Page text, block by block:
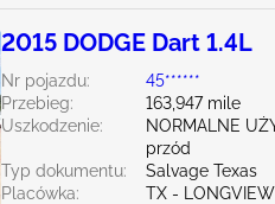
2015 DODGE Dart 1.4L
Nr pojazdu:
45******
Przebieg:
163,947 mile
Uszkodzenie:
NORMALNE
przód
Typ dokumentu:
Salvage Texas
Placówka:
TX - LONGVIEW